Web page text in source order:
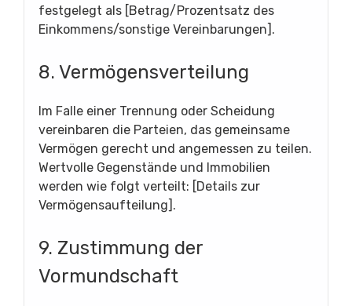
festgelegt als [Betrag/Prozentsatz des
Einkommens/sonstige Vereinbarungen].
8. Vermögensverteilung
Im Falle einer Trennung oder Scheidung
vereinbaren die Parteien, das gemeinsame
Vermögen gerecht und angemessen zu teilen.
Wertvolle Gegenstände und Immobilien
werden wie folgt verteilt: [Details zur
Vermögensaufteilung].
9. Zustimmung der
Vormundschaft